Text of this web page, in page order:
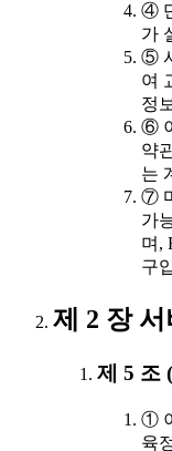
④
가
⑤
여
정
⑥
약
는
⑦
가
며,
구
제 2 장
제 5 조
①
육